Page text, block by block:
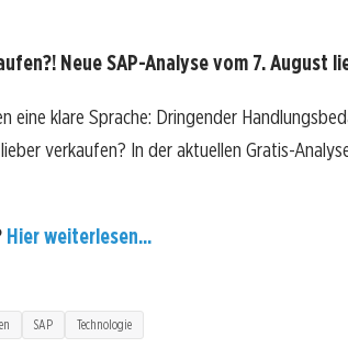
Neue SAP-Analyse vom 7. August
eine klare Sprache: Dringender
verkaufen? In der aktuellen Gratis-
Hier weiterlesen...
SAP Technologie